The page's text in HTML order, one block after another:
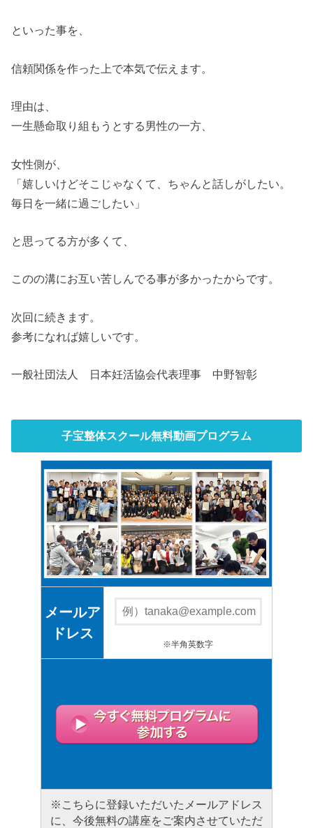
といった事を、
信頼関係を作った上で本気で伝えます。
理由は、
一生懸命取り組もうとする男性の一方、
女性側が、
「嬉しいけどそこじゃなくて、ちゃんと話しがしたい。
毎日を一緒に過ごしたい」
と思ってる方が多くて、
このの溝にお互い苦しんでる事が多かったからです。
次回に続きます。
参考になれば嬉しいです。
一般社団法人 日本妊活協会代表理事 中野智彰
子宝整体スクール無料動画プログラム
メールア
ドレス
※半角英数字
※こちらに登録いただいたメールアドレス
に、今後無料の講座をご案内させていただ